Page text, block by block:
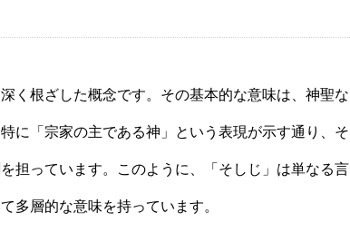
く根ざした概念です。その基本的な意味は、神聖な
に「宗家の主である神」という表現が示す通り、そ
担っています。このように、「そしじ」は単なる言
多層的な意味を持っています。